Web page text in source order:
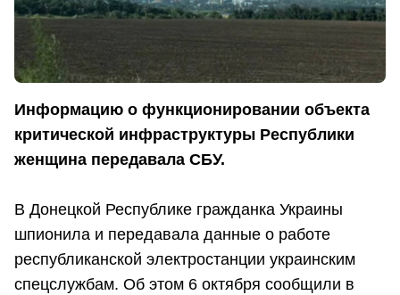
Информацию о функционировании объекта
критической инфраструктуры Республики
женщина передавала СБУ.
В Донецкой Республике гражданка Украины
шпионила и передавала данные о работе
республиканской электростанции украинским
спецслужбам. Об этом 6 октября сообщили в